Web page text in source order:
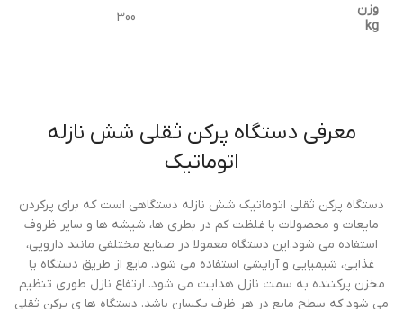
وزن
kg
300
معرفی دستگاه پرکن ثقلی شش نازله
اتوماتیک
دستگاه پرکن ثقلی اتوماتیک شش نازله دستگاهی است که برای پرکردن
مایعات و محصولات با غلظت کم در بطری ها، شیشه ها و سایر ظروف
استفاده می شود.این دستگاه معمولا در صنایع مختلفی مانند دارویی،
غذایی، شیمیایی و آرایشی استفاده می شود. مایع از طریق دستگاه یا
مخزن پرکننده به سمت نازل هدایت می شود. ارتفاع نازل طوری تنظیم
می شود که سطح مایع در هر ظرف یکسان باشد. دستگاه ها ی پرکن ثقلی